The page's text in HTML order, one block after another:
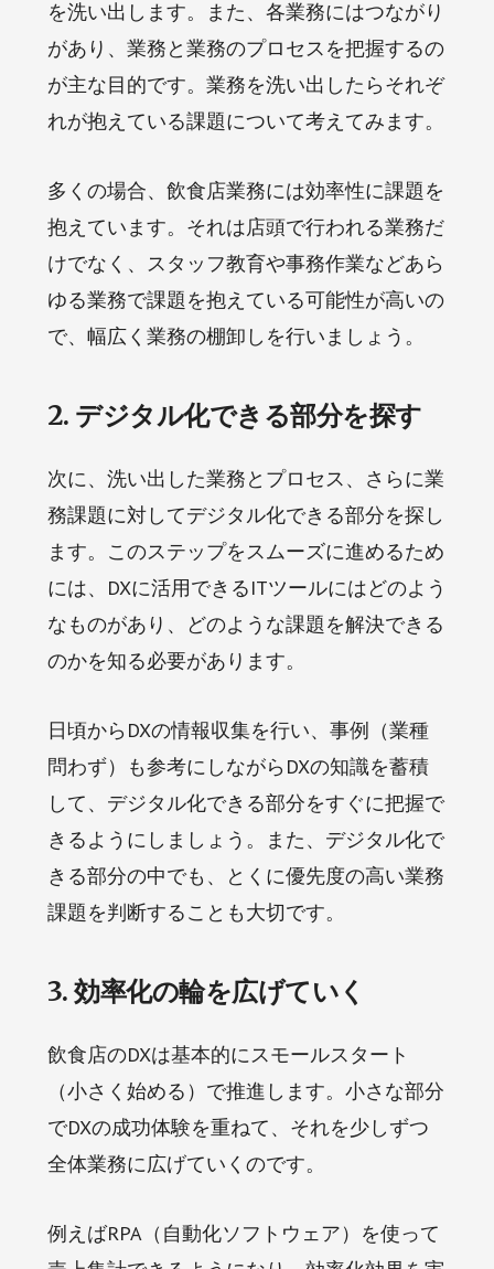
を洗い出します。また、各業務にはつながり
があり、業務と業務のプロセスを把握するの
が主な目的です。業務を洗い出したらそれぞ
れが抱えている課題について考えてみます。
多くの場合、飲食店業務には効率性に課題を
抱えています。それは店頭で行われる業務だ
けでなく、スタッフ教育や事務作業などあら
ゆる業務で課題を抱えている可能性が高いの
で、幅広く業務の棚卸しを行いましょう。
2. デジタル化できる部分を探す
次に、洗い出した業務とプロセス、さらに業
務課題に対してデジタル化できる部分を探し
ます。このステップをスムーズに進めるため
には、DXに活用できるITツールにはどのよう
なものがあり、どのような課題を解決できる
のかを知る必要があります。
日頃からDXの情報収集を行い、事例（業種
問わず）も参考にしながらDXの知識を蓄積
して、デジタル化できる部分をすぐに把握で
きるようにしましょう。また、デジタル化で
きる部分の中でも、とくに優先度の高い業務
課題を判断することも大切です。
3. 効率化の輪を広げていく
飲食店のDXは基本的にスモールスタート
（小さく始める）で推進します。小さな部分
でDXの成功体験を重ねて、それを少しずつ
全体業務に広げていくのです。
例えばRPA（自動化ソフトウェア）を使って